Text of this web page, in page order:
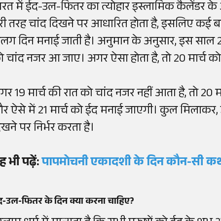
में ईद-उल-फितर का त्योहार इस्लामिक कैलेंडर
तरह चांद दिखने पर आधारित होता है, इसलिए
दिन मनाई जाती है। अनुमान के अनुसार, इस साल
चांद नजर आ जाए। अगर ऐसा होता है, तो 20 मार्च
19 मार्च की रात को चांद नजर नहीं आता है, तो 20
ऐसे में 21 मार्च को ईद मनाई जाएगी। कुल
पर निर्भर करता है।
भी पढ़ें:पापमोचनी एकादशी के दिन कौन-सी
उल-फितर के दिन क्या करना चाहिए?